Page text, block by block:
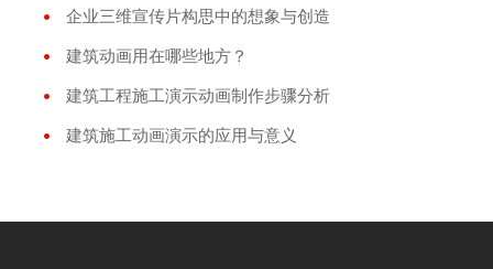
企业三维宣传片构思中的想象与创造
建筑动画用在哪些地方？
建筑工程施工演示动画制作步骤分析
建筑施工动画演示的应用与意义